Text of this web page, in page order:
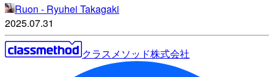
Ruon - Ryuhei Takagaki
2025.07.31
クラスメソッド株式会社